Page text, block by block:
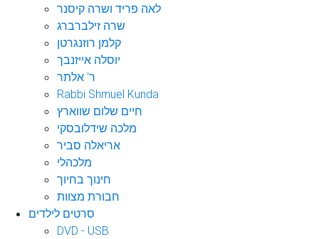
לאה פריד ושרה קיסנר
שרה זילברברג
קלמן רוזנגרטן
יוסלה אייזנבך
ר' אלתר
Rabbi Shmuel Kunda
חיים שלום שווארץ
מלכה שידלובסקי
אריאלה סביר
מלכהלי
חינוך בחיוך
חבורת מצוות
סרטים לילדים
DVD - USB